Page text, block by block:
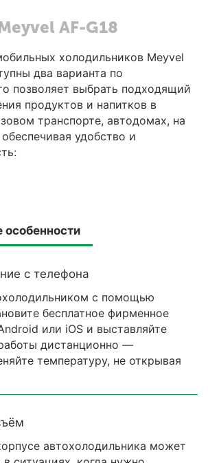
AF-G18
холодильников Meyvel
два варианта по
позволяет выбрать подходящий
продуктов и напитков в
транспорте, автодомах, на
удобство и
особенности
с телефона
с помощью
бесплатное фирменное
или iOS и выставляйте
дистанционно —
температуру, не открывая
автохолодильника может